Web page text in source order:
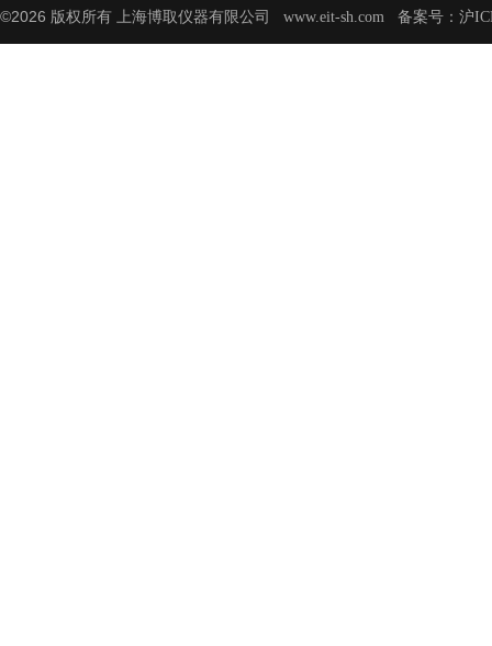
©2026 版权所有 上海博取仪器有限公司 www.eit-sh.com 备案号： 沪